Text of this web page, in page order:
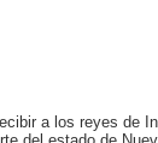
a los reyes de